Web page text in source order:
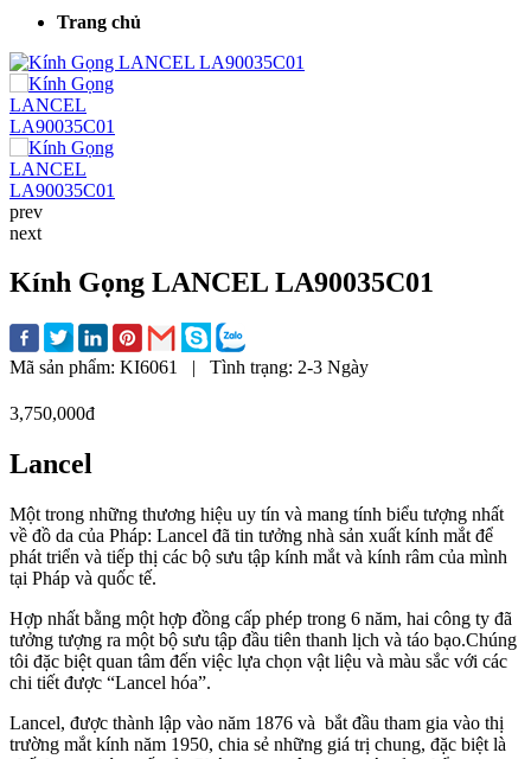
Trang chủ
prev
next
Kính Gọng LANCEL LA90035C01
Mã sản phẩm: KI6061 | Tình trạng: 2-3 Ngày
3,750,000đ
Lancel
Một trong những thương hiệu uy tín và mang tính biểu tượng nhất
về đồ da của Pháp: Lancel đã tin tưởng nhà sản xuất kính mắt để
phát triển và tiếp thị các bộ sưu tập kính mắt và kính râm của mình
tại Pháp và quốc tế.
Hợp nhất bằng một hợp đồng cấp phép trong 6 năm, hai công ty đã
tưởng tượng ra một bộ sưu tập đầu tiên thanh lịch và táo bạo.Chúng
tôi đặc biệt quan tâm đến việc lựa chọn vật liệu và màu sắc với các
chi tiết được “Lancel hóa”.
Lancel, được thành lập vào năm 1876 và bắt đầu tham gia vào thị
trường mắt kính năm 1950, chia sẻ những giá trị chung, đặc biệt là